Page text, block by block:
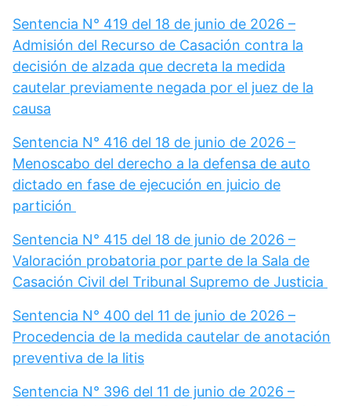
Sentencia N° 419 del 18 de junio de 2026 –
Admisión del Recurso de Casación contra la
decisión de alzada que decreta la medida
cautelar previamente negada por el juez de la
causa
Sentencia N° 416 del 18 de junio de 2026 –
Menoscabo del derecho a la defensa de auto
dictado en fase de ejecución en juicio de
partición
Sentencia N° 415 del 18 de junio de 2026 –
Valoración probatoria por parte de la Sala de
Casación Civil del Tribunal Supremo de Justicia
Sentencia N° 400 del 11 de junio de 2026 –
Procedencia de la medida cautelar de anotación
preventiva de la litis
Sentencia N° 396 del 11 de junio de 2026 –